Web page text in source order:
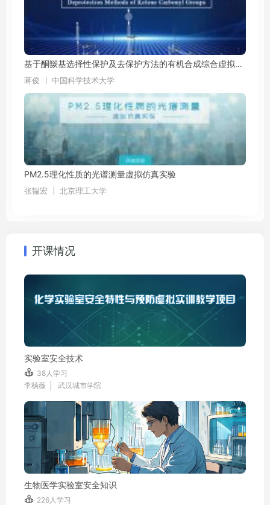
基于酮羰基选择性保护及去保护方法的有机合成综合虚拟仿真实验（国际双语版）
蒋俊 中国科学技术大学
PM2.5理化性质的光谱测量虚拟仿真实验
张韫宏 北京理工大学
开课情况
实验室安全技术
 38人学习
李杨薇
武汉城市学院
生物医学实验室安全知识
 226人学习